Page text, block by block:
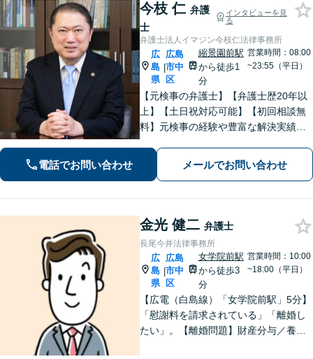
今枝 仁 弁護
士
インタビューを見
る
弁護士法人イマジン今枝仁法律事務所
広
島
県
|
広島
市中
区
縮景園前駅
から徒歩1
分
営業時間：08:00
~23:55（平日）
【元検事の弁護士】【弁護士歴20年以
上】【土日祝対応可能】【初回相談無
料】元検事の経験や豊富な解決実績を
に的確に対応します。【必ず成功す
る】という【強い信念】をもって強気
電話でお問い合わせ メールでお問い合わせ
金光 健二 弁護士
長尾今井法律事務所
広
島
県
|
広島
市中
区
女学院前駅
から徒歩3
分
営業時間：10:00
~18:00（平日）
【広電（白島線）「女学院前駅」5分】
「慰謝料を請求されている」「離婚し
たい」。【離婚問題】財産分与／養育